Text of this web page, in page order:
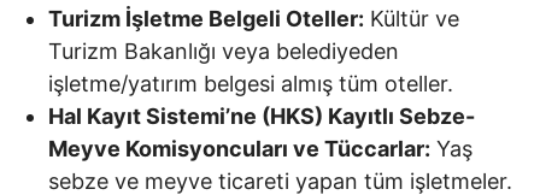
Turizm İşletme Belgeli Oteller: Kültür ve
Turizm Bakanlığı veya belediyeden
işletme/yatırım belgesi almış tüm oteller.
Hal Kayıt Sistemi’ne (HKS) Kayıtlı Sebze-
Meyve Komisyoncuları ve Tüccarlar: Yaş
sebze ve meyve ticareti yapan tüm işletmeler.